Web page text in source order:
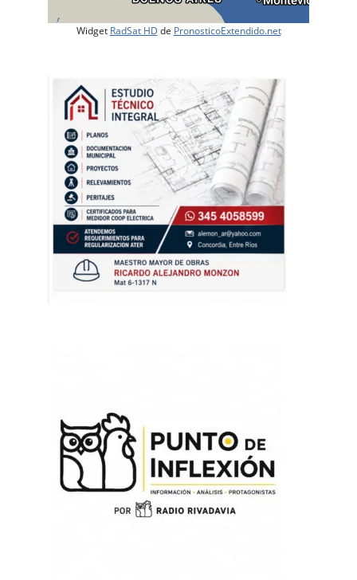
Widget RadSat HD de PronosticoExtendido.net